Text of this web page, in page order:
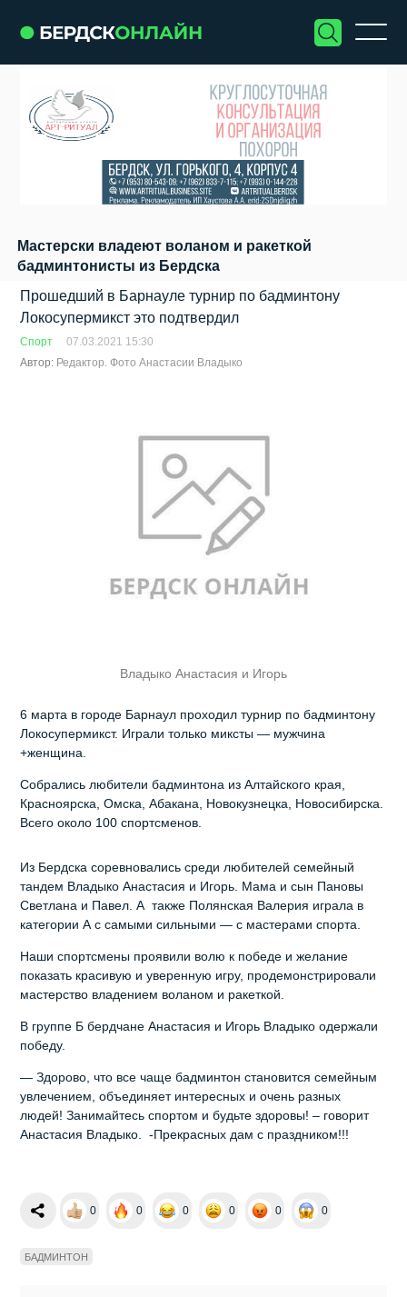
Мастерски владеют воланом и ракеткой
бадминтонисты из Бердска
Прошедший в Барнауле турнир по бадминтону
Локосупермикст это подтвердил
Спорт
07.03.2021 15:30
Автор: Редактор. Фото Анастасии Владыко
Владыко Анастасия и Игорь
6 марта в городе Барнаул проходил турнир по бадминтону
Локосупермикст. Играли только миксты — мужчина
+женщина.
Собрались любители бадминтона из Алтайского края,
Красноярска, Омска, Абакана, Новокузнецка, Новосибирска.
Всего около 100 спортсменов.
Из Бердска соревновались среди любителей семейный
тандем Владыко Анастасия и Игорь. Мама и сын Пановы
Светлана и Павел. А также Полянская Валерия играла в
категории А с самыми сильными — с мастерами спорта.
Наши спортсмены проявили волю к победе и желание
показать красивую и уверенную игру, продемонстрировали
мастерство владением воланом и ракеткой.
В группе Б бердчане Анастасия и Игорь Владыко одержали
победу.
— Здорово, что все чаще бадминтон становится семейным
увлечением, объединяет интересных и очень разных
людей! Занимайтесь спортом и будьте здоровы! – говорит
Анастасия Владыко. -Прекрасных дам с праздником!!!
0 0 0 0 0 0
БАДМИНТОН